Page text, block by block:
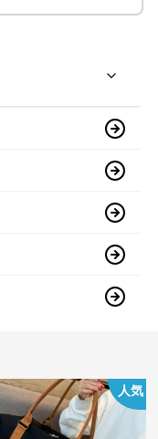
人気